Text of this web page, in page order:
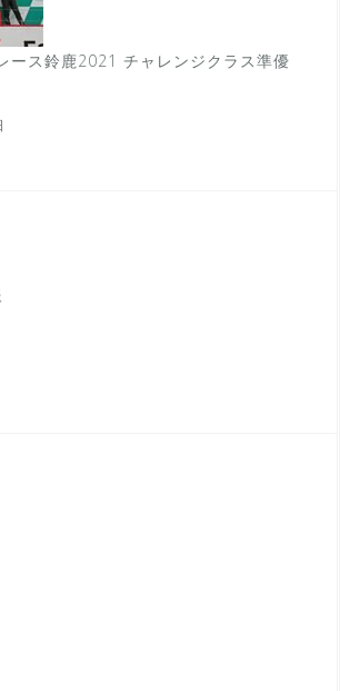
ース鈴鹿2021 チャレンジクラス準優